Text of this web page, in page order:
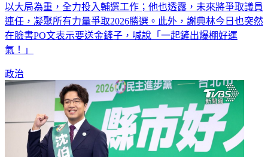
以大局為重，全力投入輔選工作；他也透露，未來將爭取議員
連任，凝聚所有力量爭取2026勝選。此外，謝典林今日也突然
在臉書PO文表示要送金鏟子，喊說「一起鏟出爆棚好運
氣！」
政治